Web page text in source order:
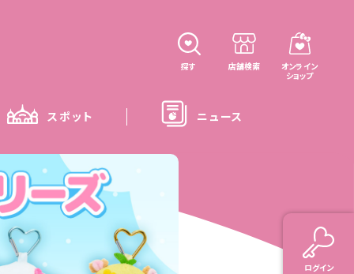
ログイン
探す 店舗検索
オンライン
ショップ
スポット ニュース